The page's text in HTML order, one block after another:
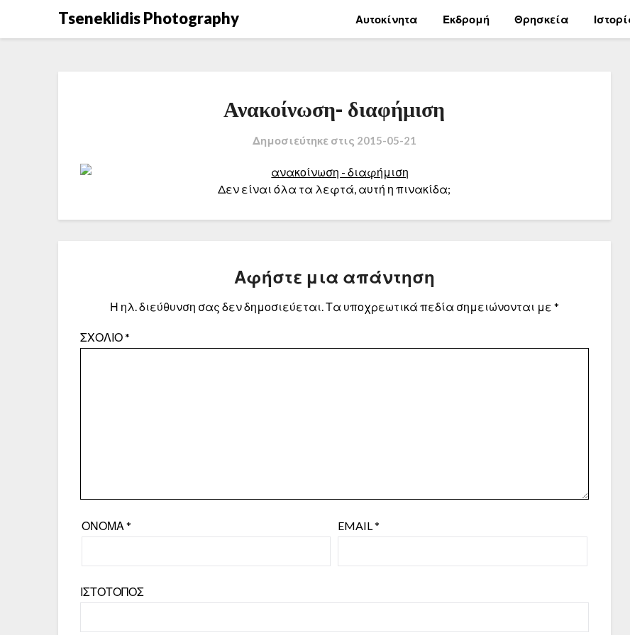
Tseneklidis Photography Αυτοκίνητα Εκδρομή Θρησκεία
Ανακοίνωση- διαφήμιση
Δημοσιεύτηκε στις 2015-05-21
Δεν είναι όλα τα λεφτά, αυτή η πινακίδα;
Αφήστε μια απάντηση
Η ηλ. διεύθυνση σας δεν δημοσιεύεται.Τα υποχρεωτικά πεδία σημειώνονται με *
ΣΧΌΛΙΟ*
ΌΝΟΜΑ* EMAIL*
ΙΣΤΌΤΟΠΟΣ